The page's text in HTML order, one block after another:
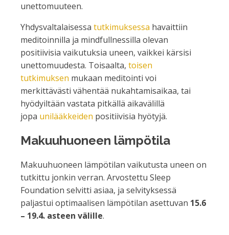
unettomuuteen.
Yhdysvaltalaisessa tutkimuksessa havaittiin
meditoinnilla ja mindfullnessilla olevan
positiivisia vaikutuksia uneen, vaikkei kärsisi
unettomuudesta. Toisaalta, toisen
tutkimuksen mukaan meditointi voi
merkittävästi vähentää nukahtamisaikaa, tai
hyödyiltään vastata pitkällä aikavälillä
jopa unilääkkeiden positiivisia hyötyjä.
Makuuhuoneen lämpötila
Makuuhuoneen lämpötilan vaikutusta uneen on
tutkittu jonkin verran. Arvostettu Sleep
Foundation selvitti asiaa, ja selvityksessä
paljastui optimaalisen lämpötilan asettuvan 15.6
– 19.4. asteen välille.